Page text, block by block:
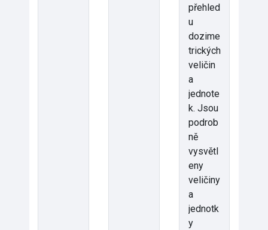
přehled
u
dozime
trických
veličin
a
jednote
k. Jsou
podrob
ně
vysvětl
eny
veličiny
a
jednotk
y